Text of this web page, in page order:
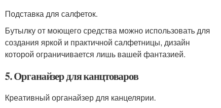
Подставка для салфеток.
Бутылку от моющего средства можно использовать для
создания яркой и практичной салфетницы, дизайн
которой ограничивается лишь вашей фантазией.
5. Органайзер для канцтоваров
Креативный органайзер для канцелярии.